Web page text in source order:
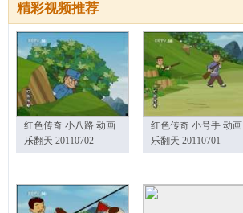
精彩视频推荐
红色传奇 小八路 动画
乐翻天 20110702
红色传奇 小号手 动画
乐翻天 20110701